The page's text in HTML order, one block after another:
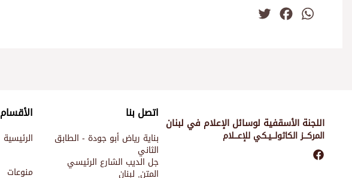
WhatsApp
Facebook
اللجنة الأسقفية لوسائل الإعلام في لبنان
المركـــز الكاثولـــيـكي للإعـــلام
اتصل بنا
بناية رياض أبو جودة - الطابق
الثاني
جل الديب الشارع الرئيسي
المتن, لبنان
الأقسام
الرئيسية
منوعات